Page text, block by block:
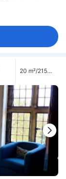
20 m²/215